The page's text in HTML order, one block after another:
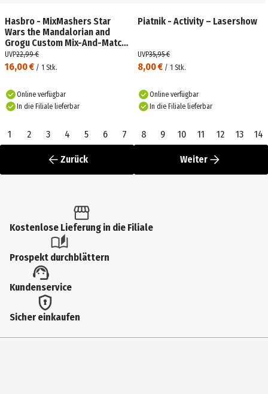
Hasbro - MixMashers Star
Wars the Mandalorian and
Grogu Custom Mix-And-Match
Deluxe Action-Figur &
Zubehör
16,00 € / 1 Stk.
UVP22,99 €
Online verfügbar
In die Filiale lieferbar
Piatnik - Activity – Lasershow
8,00 € / 1 Stk.
UVP35,95 €
Online verfügbar
In die Filiale lieferbar
1 2 3 4 5 6 7 8 9 10 11 12 13 14
Zurück Weiter
Kostenlose Lieferung in die Filiale
Prospekt durchblättern
Kundenservice
Sicher einkaufen